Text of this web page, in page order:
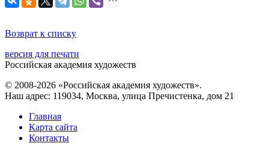
Возврат к списку
версия для печати
Российская академия художеств
© 2008-2026 «Российская академия художеств».
Наш адрес: 119034, Москва, улица Пречистенка, дом 21
Главная
Карта сайта
Контакты